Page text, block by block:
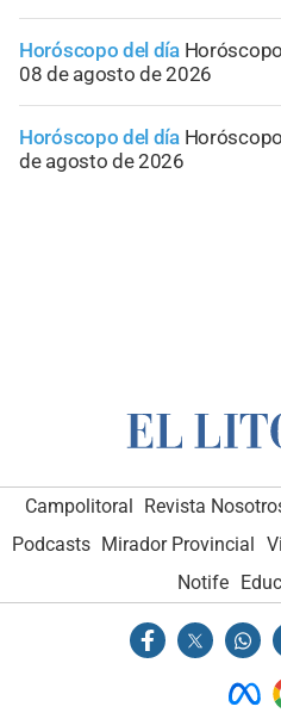
Horóscopo del día
08 de agosto de 2026
Horóscopo del día
de agosto de 2026
Campolitoral Revista
Podcasts Mirador Provincial
Notife